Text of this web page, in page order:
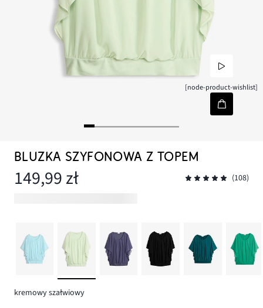
[node-product-wishlist]
BLUZKA SZYFONOWA Z TOPEM
149,99 zł (108)
kremowy szałwiowy